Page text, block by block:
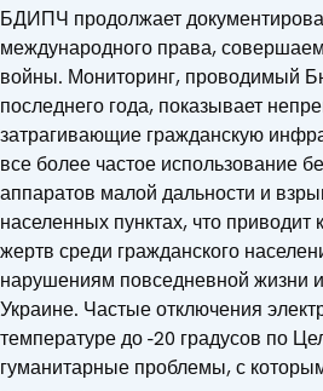
БДИПЧ продолжает
международного права,
войны. Мониторинг, проводимый
последнего года, показывает
затрагивающие гражданскую
все более частое использование
аппаратов малой дальности и
населенных пунктах, что приводит
жертв среди гражданского
нарушениям повседневной жизни
Украине. Частые отключения
температуре до -20 градусов по
гуманитарные проблемы, с